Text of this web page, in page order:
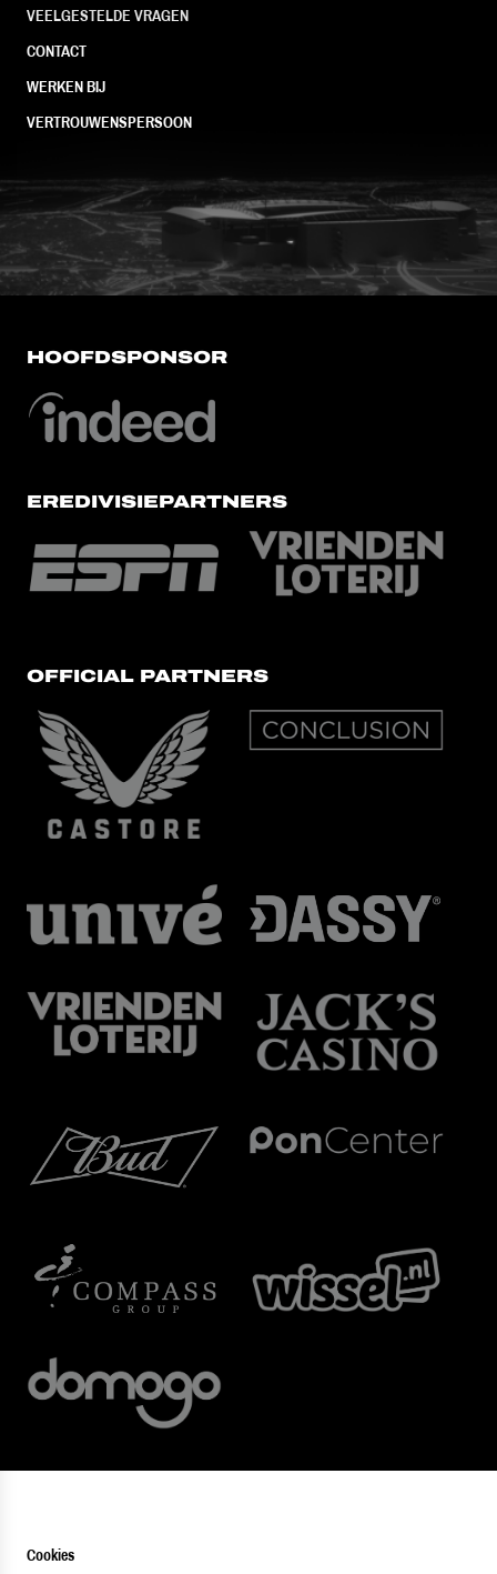
VEELGESTELDE VRAGEN
CONTACT
WERKEN BIJ
VERTROUWENSPERSOON
FC Utrecht<br>vanuit<br>het
HOOFDSPONSOR
EREDIVISIEPARTNERS
OFFICIAL PARTNERS
Cookies